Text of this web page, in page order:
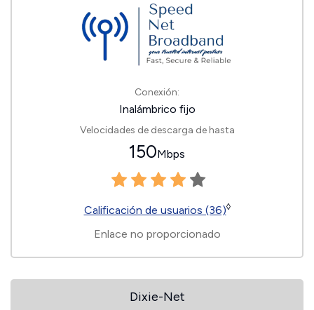
Conexión:
Inalámbrico fijo
Velocidades de descarga de hasta
150Mbps
Calificación de usuarios (36)◊
Enlace no proporcionado
Dixie-Net